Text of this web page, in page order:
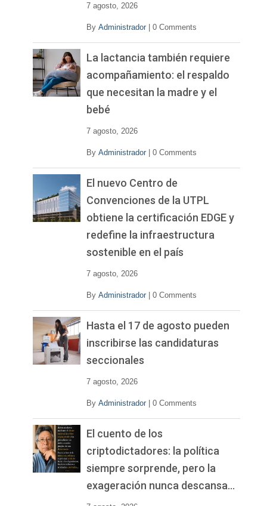
7 agosto, 2026
By Administrador 0 Comments
La lactancia también requiere
acompañamiento: el respaldo
que necesitan la madre y el
bebé
7 agosto, 2026
By Administrador 0 Comments
El nuevo Centro de
Convenciones de la UTPL
obtiene la certificación EDGE y
redefine la infraestructura
sostenible en el país
7 agosto, 2026
By Administrador 0 Comments
Hasta el 17 de agosto pueden
inscribirse las candidaturas
seccionales
7 agosto, 2026
By Administrador 0 Comments
El cuento de los
criptodictadores: la política
siempre sorprende, pero la
exageración nunca descansa…